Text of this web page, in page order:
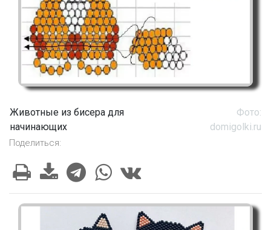
Животные из бисера для
начинающих
Фото:
domigolki.ru
Поделиться: